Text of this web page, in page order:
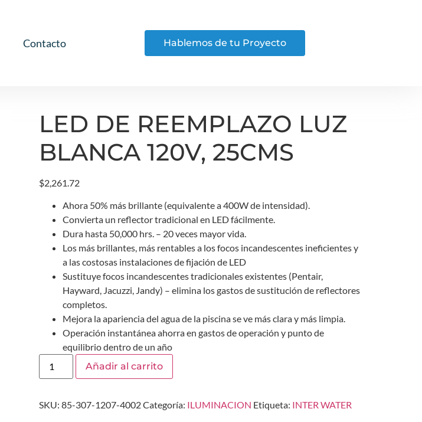
Contacto Hablemos de tu Proyecto
LED DE REEMPLAZO LUZ
BLANCA 120V, 25CMS
$2,261.72
Ahora 50% más brillante (equivalente a 400W de intensidad).
Convierta un reflector tradicional en LED fácilmente.
Dura hasta 50,000 hrs. – 20 veces mayor vida.
Los más brillantes, más rentables a los focos incandescentes ineficientes y
a las costosas instalaciones de fijación de LED
Sustituye focos incandescentes tradicionales existentes (Pentair,
Hayward, Jacuzzi, Jandy) – elimina los gastos de sustitución de reflectores
completos.
Mejora la apariencia del agua de la piscina se ve más clara y más limpia.
Operación instantánea ahorra en gastos de operación y punto de
equilibrio dentro de un año
Añadir al carrito
SKU: 85-307-1207-4002Categoría: ILUMINACION Etiqueta: INTER WATER